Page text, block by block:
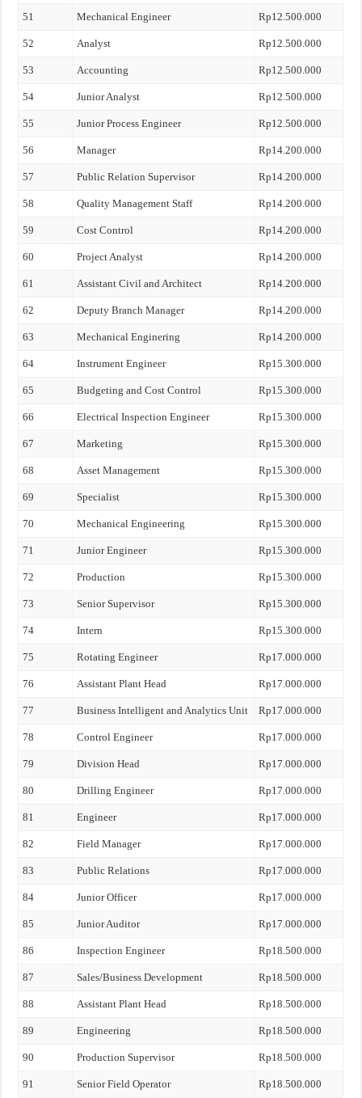
51 Mechanical Engineer Rp12.500.000
52 Analyst Rp12.500.000
53 Accounting Rp12.500.000
54 Junior Analyst Rp12.500.000
55 Junior Process Engineer Rp12.500.000
56 Manager Rp14.200.000
57 Public Relation Supervisor Rp14.200.000
58 Quality Management Staff Rp14.200.000
59 Cost Control Rp14.200.000
60 Project Analyst Rp14.200.000
61 Assistant Civil and Architect Rp14.200.000
62 Deputy Branch Manager Rp14.200.000
63 Mechanical Enginering Rp14.200.000
64 Instrument Engineer Rp15.300.000
65 Budgeting and Cost Control Rp15.300.000
66 Electrical Inspection Engineer Rp15.300.000
67 Marketing Rp15.300.000
68 Asset Management Rp15.300.000
69 Specialist Rp15.300.000
70 Mechanical Engineering Rp15.300.000
71 Junior Engineer Rp15.300.000
72 Production Rp15.300.000
73 Senior Supervisor Rp15.300.000
74 Intern Rp15.300.000
75 Rotating Engineer Rp17.000.000
76 Assistant Plant Head Rp17.000.000
77 Business Intelligent and Analytics Unit Rp17.000.000
78 Control Engineer Rp17.000.000
79 Division Head Rp17.000.000
80 Drilling Engineer Rp17.000.000
81 Engineer Rp17.000.000
82 Field Manager Rp17.000.000
83 Public Relations Rp17.000.000
84 Junior Officer Rp17.000.000
85 Junior Auditor Rp17.000.000
86 Inspection Engineer Rp18.500.000
87 Sales/Business Development Rp18.500.000
88 Assistant Plant Head Rp18.500.000
89 Engineering Rp18.500.000
90 Production Supervisor Rp18.500.000
91 Senior Field Operator Rp18.500.000